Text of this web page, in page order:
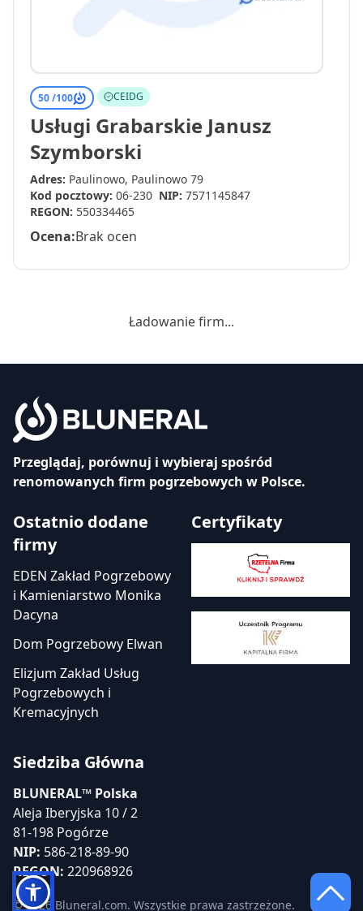
50 /100 CEIDG
Usługi Grabarskie Janusz
Szymborski
Adres: Paulinowo, Paulinowo 79
Kod pocztowy: 06-230 NIP: 7571145847
REGON: 550334465
Ocena:Brak ocen
Ładowanie firm...
Przeglądaj, porównuj i wybieraj spośród
renomowanych firm pogrzebowych w Polsce.
Ostatnio dodane
firmy
EDEN Zakład Pogrzebowy
i Kamieniarstwo Monika
Dacyna
Dom Pogrzebowy Elwan
Elizjum Zakład Usług
Pogrzebowych i
Kremacyjnych
Certyfikaty
Siedziba Główna
BLUNERAL™ Polska
Aleja Iberyjska 10 / 2
81-198 Pogórze
NIP: 586-218-89-90
REGON: 220968926
© 2026 Bluneral.com. Wszystkie prawa zastrzeżone.